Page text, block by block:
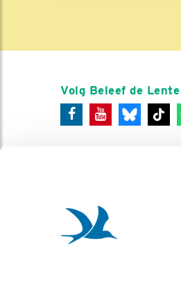
Volg Beleef de Lente